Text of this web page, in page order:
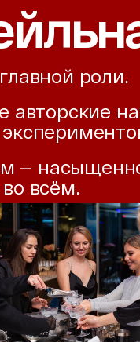
роли.
авторские
—
всём.